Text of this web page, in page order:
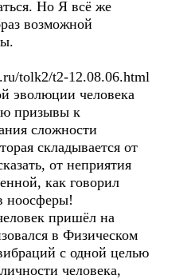
Но Я всё же
возможной
tolk2/t2-12.08.06.html
эволюции человека
призывы к
сложности
складывается от
от неприятия
как говорил
ноосферы!
пришёл на
в Физическом
с одной целью
человека,